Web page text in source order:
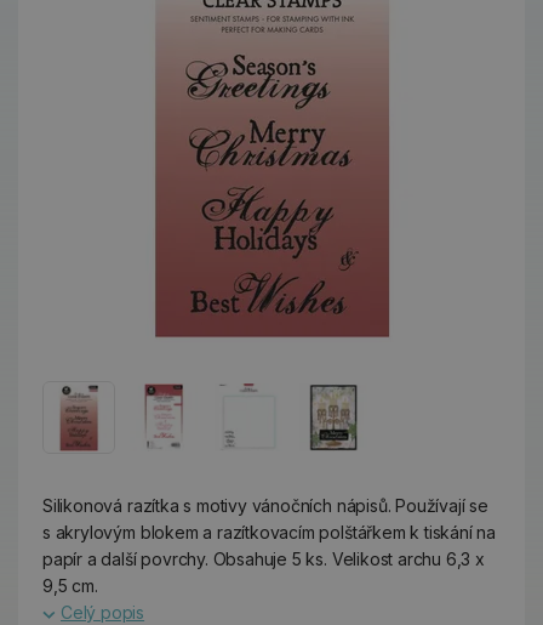
Silikonová razítka s motivy vánočních nápisů. Používají se
s akrylovým blokem a razítkovacím polštářkem k tiskání na
papír a další povrchy. Obsahuje 5 ks. Velikost archu 6,3 x
9,5 cm.
Celý popis